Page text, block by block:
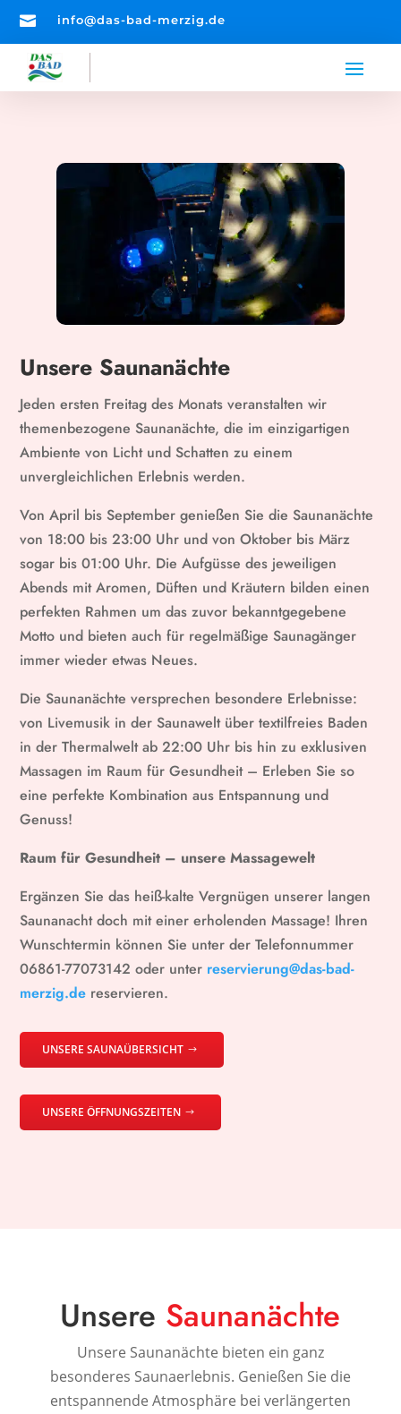
 info@das-bad-merzig.de
Unsere Saunanächte
Jeden ersten Freitag des Monats veranstalten wir
themenbezogene Saunanächte, die im einzigartigen
Ambiente von Licht und Schatten zu einem
unvergleichlichen Erlebnis werden.
Von April bis September genießen Sie die Saunanächte
von 18:00 bis 23:00 Uhr und von Oktober bis März
sogar bis 01:00 Uhr. Die Aufgüsse des jeweiligen
Abends mit Aromen, Düften und Kräutern bilden einen
perfekten Rahmen um das zuvor bekanntgegebene
Motto und bieten auch für regelmäßige Saunagänger
immer wieder etwas Neues.
Die Saunanächte versprechen besondere Erlebnisse:
von Livemusik in der Saunawelt über textilfreies Baden
in der Thermalwelt ab 22:00 Uhr bis hin zu exklusiven
Massagen im Raum für Gesundheit – Erleben Sie so
eine perfekte Kombination aus Entspannung und
Genuss!
Raum für Gesundheit – unsere Massagewelt
Ergänzen Sie das heiß-kalte Vergnügen unserer langen
Saunanacht doch mit einer erholenden Massage! Ihren
Wunschtermin können Sie unter der Telefonnummer
06861-77073142 oder unter reservierung@das-bad-
merzig.de reservieren.
UNSERE SAUNAÜBERSICHT
UNSERE ÖFFNUNGSZEITEN
Unsere Saunanächte
Unsere Saunanächte bieten ein ganz
besonderes Saunaerlebnis. Genießen Sie die
entspannende Atmosphäre bei verlängerten